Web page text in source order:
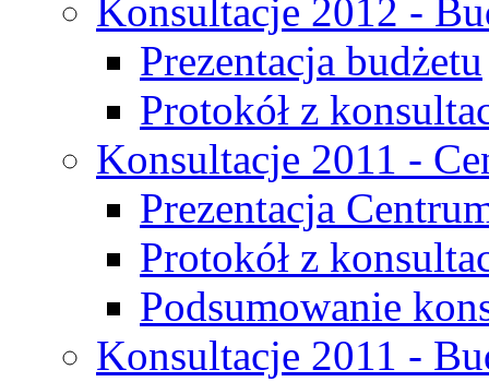
Konsultacje 2012 -
Prezentacja budżetu
Protokół z
Konsultacje 2011 -
Prezentacja
Protokół z
Podsumowanie
Konsultacje 2011 -